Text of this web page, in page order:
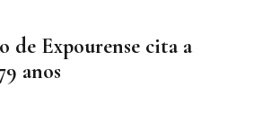
de Expourense cita a
anos